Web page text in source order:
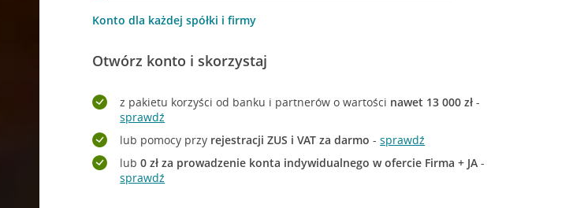
Konto dla każdej spółki i firmy
Otwórz konto i skorzystaj
z pakietu korzyści od banku i partnerów o wartości nawet 13 000 zł -
sprawdź
lub pomocy przy rejestracji ZUS i VAT za darmo -sprawdź
lub0 zł za prowadzenie konta indywidualnego w ofercie Firma + JA -
sprawdź